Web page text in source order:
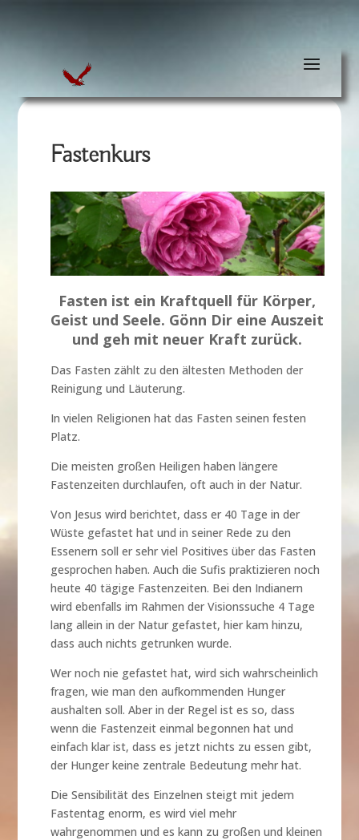
Fastenkurs
Fasten ist ein Kraftquell für Körper,
Geist und Seele. Gönn Dir eine Auszeit
und geh mit neuer Kraft zurück.
Das Fasten zählt zu den ältesten Methoden der
Reinigung und Läuterung.
In vielen Religionen hat das Fasten seinen festen
Platz.
Die meisten großen Heiligen haben längere
Fastenzeiten durchlaufen, oft auch in der Natur.
Von Jesus wird berichtet, dass er 40 Tage in der
Wüste gefastet hat und in seiner Rede zu den
Essenern soll er sehr viel Positives über das Fasten
gesprochen haben. Auch die Sufis praktizieren noch
heute 40 tägige Fastenzeiten. Bei den Indianern
wird ebenfalls im Rahmen der Visionssuche 4 Tage
lang allein in der Natur gefastet, hier kam hinzu,
dass auch nichts getrunken wurde.
Wer noch nie gefastet hat, wird sich wahrscheinlich
fragen, wie man den aufkommenden Hunger
aushalten soll. Aber in der Regel ist es so, dass
wenn die Fastenzeit einmal begonnen hat und
einfach klar ist, dass es jetzt nichts zu essen gibt,
der Hunger keine zentrale Bedeutung mehr hat.
Die Sensibilität des Einzelnen steigt mit jedem
Fastentag enorm, es wird viel mehr
wahrgenommen und es kann zu großen und kleinen